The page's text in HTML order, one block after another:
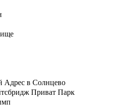
Адрес в Солнцево
Приват Парк